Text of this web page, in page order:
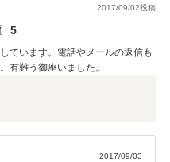
2017/09/02投稿
: 5
ています。電話やメールの返信も
有難う御座いました。
2017/09/03